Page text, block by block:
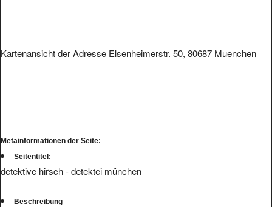
Kartenansicht der Adresse Elsenheimerstr. 50, 80687 Muenchen
Metainformationen der Seite:
Seitentitel:
detektive hirsch - detektei münchen
Beschreibung